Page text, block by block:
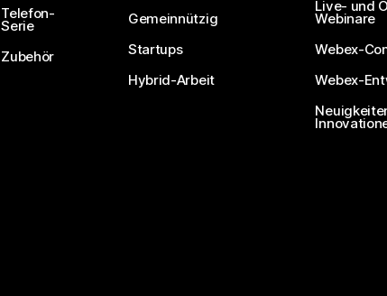
Telefon-
Serie
Zubehör
Gemeinnützig
Startups
Hybrid-Arbeit
Live- und
Webinare
Webex-
Webex-